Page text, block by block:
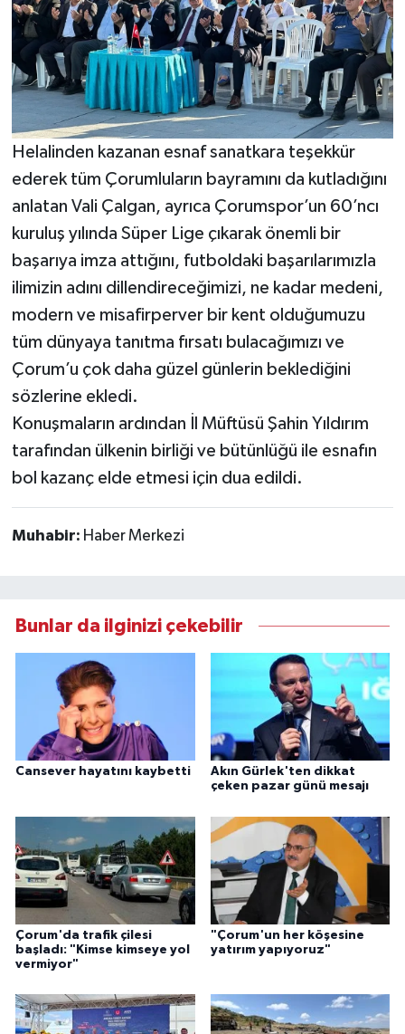
Helalinden kazanan esnaf sanatkara teşekkür
ederek tüm Çorumluların bayramını da kutladığını
anlatan Vali Çalgan, ayrıca Çorumspor’un 60’ncı
kuruluş yılında Süper Lige çıkarak önemli bir
başarıya imza attığını, futboldaki başarılarımızla
ilimizin adını dillendireceğimizi, ne kadar medeni,
modern ve misafirperver bir kent olduğumuzu
tüm dünyaya tanıtma fırsatı bulacağımızı ve
Çorum’u çok daha güzel günlerin beklediğini
sözlerine ekledi.
Konuşmaların ardından İl Müftüsü Şahin Yıldırım
tarafından ülkenin birliği ve bütünlüğü ile esnafın
bol kazanç elde etmesi için dua edildi.
Muhabir: Haber Merkezi
Bunlar da ilginizi çekebilir
Cansever hayatını kaybetti
Akın Gürlek'ten dikkat
çeken pazar günü mesajı
Çorum'da trafik çilesi
başladı: "Kimse kimseye yol
vermiyor"
"Çorum'un her köşesine
yatırım yapıyoruz"